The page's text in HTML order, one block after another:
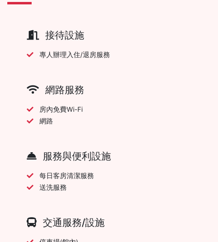
接待設施
專人辦理入住/退房服務
網路服務
房內免費Wi-Fi
網路
服務與便利設施
每日客房清潔服務
送洗服務
交通服務/設施